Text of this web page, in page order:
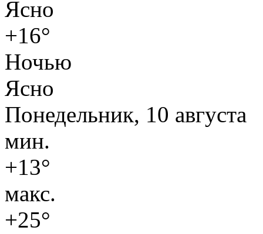
Ясно
+16°
Ночью
Ясно
Понедельник, 10 августа
мин.
+13°
макс.
+25°